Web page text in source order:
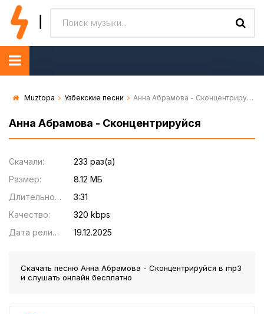
Muztopa Узбекские песни Анна Абрамова - Сконцентрируйся
Анна Абрамова - Сконцентрируйся
Скачали:
233 раз(а)
Размер:
8.12 МБ
Длительность:
3:31
Качество:
320 kbps
Дата релиза:
19.12.2025
Скачать песню Анна Абрамова - Сконцентрируйся в mp3
и слушать онлайн бесплатно